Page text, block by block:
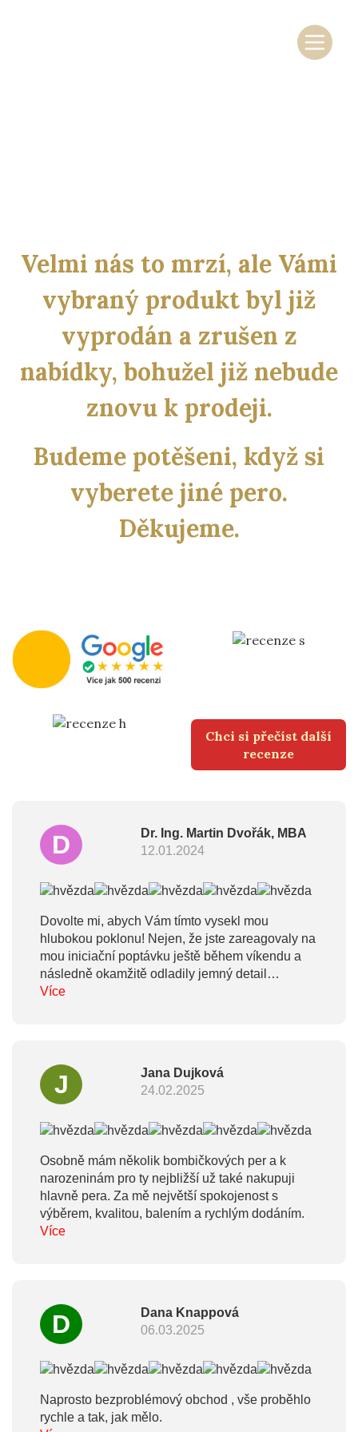
Velmi nás to mrzí, ale Vámi
vybraný produkt byl již
vyprodán a zrušen z
nabídky, bohužel již nebude
znovu k prodeji.
Budeme potěšeni, když si
vyberete jiné pero.
Děkujeme.
Chci si přečíst další
recenze
D
Dr. Ing. Martin Dvořák, MBA
12.01.2024
Dovolte mi, abych Vám tímto vysekl mou
hlubokou poklonu! Nejen, že jste zareagovaly na
mou iniciační poptávku ještě během víkendu a
následně okamžitě odladily jemný detail
grafického náhledu gravírování, ale celou dobu
dodávkou v balení s parfémovaným papírem
uvnitř a personifikovanou kartičkou balící osoby.
Nemám slov. Takto má vypadat zákaznická
dobře, děkuji Vám !
Více
J
Jana Dujková
24.02.2025
Osobně mám několik bombičkových per a k
narozeninám pro ty nejbližší už také nakupuji
hlavně pera. Za mě největší spokojenost s
výběrem, kvalitou, balením a rychlým dodáním.
Více
D
Dana Knappová
06.03.2025
Naprosto bezproblémový obchod , vše proběhlo
rychle a tak, jak mělo.